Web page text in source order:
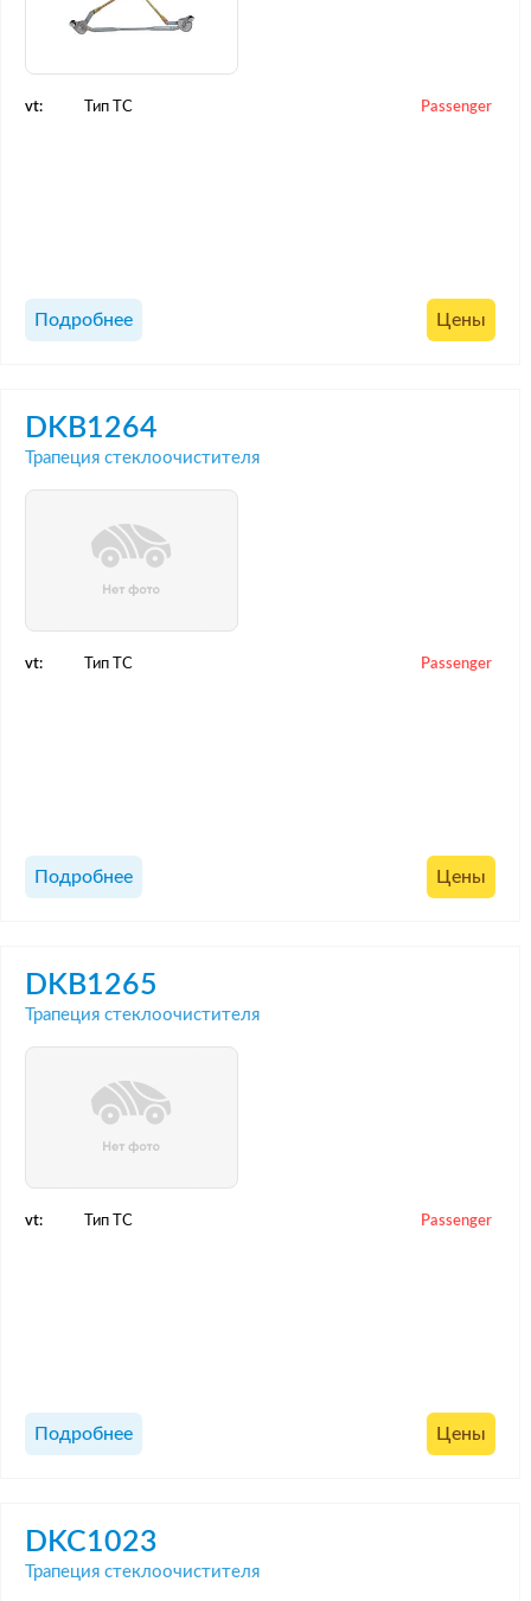
vt: Тип ТС Passenger
Подробнее Цены
DKB1264
Трапеция стеклоочистителя
vt: Тип ТС Passenger
Подробнее Цены
DKB1265
Трапеция стеклоочистителя
vt: Тип ТС Passenger
Подробнее Цены
DKC1023
Трапеция стеклоочистителя